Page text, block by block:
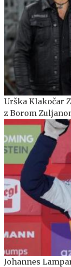
Urška Klakočar
z Borom
Johannes